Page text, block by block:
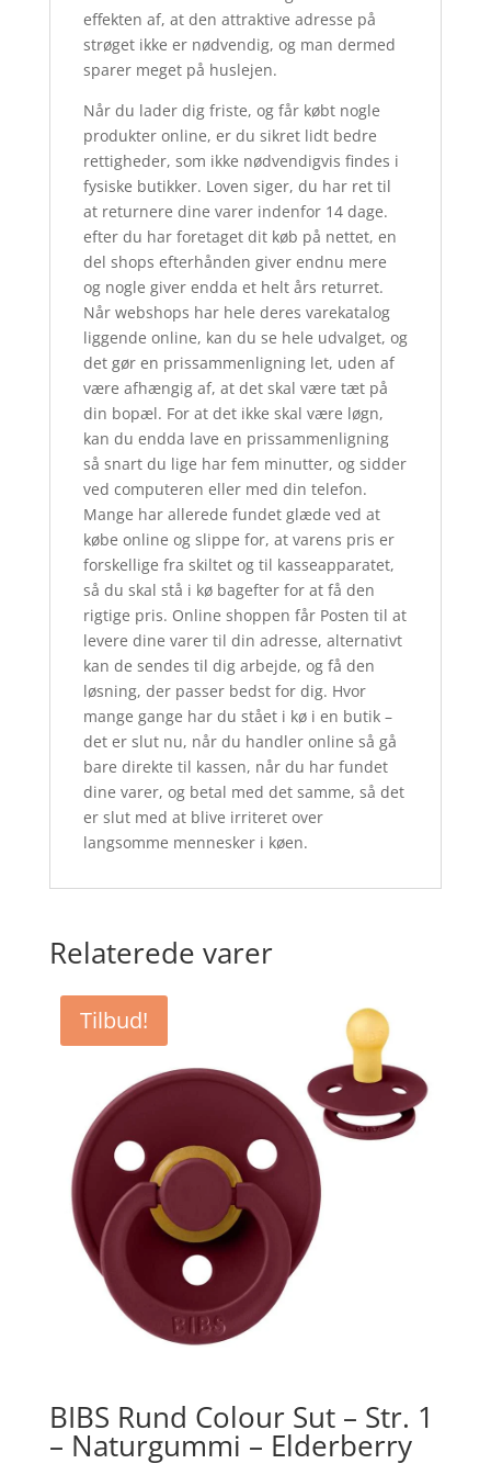
effekten af, at den attraktive adresse på
strøget ikke er nødvendig, og man dermed
sparer meget på huslejen.
Når du lader dig friste, og får købt nogle
produkter online, er du sikret lidt bedre
rettigheder, som ikke nødvendigvis findes i
fysiske butikker. Loven siger, du har ret til
at returnere dine varer indenfor 14 dage.
efter du har foretaget dit køb på nettet, en
del shops efterhånden giver endnu mere
og nogle giver endda et helt års returret.
Når webshops har hele deres varekatalog
liggende online, kan du se hele udvalget, og
det gør en prissammenligning let, uden af
være afhængig af, at det skal være tæt på
din bopæl. For at det ikke skal være løgn,
kan du endda lave en prissammenligning
så snart du lige har fem minutter, og sidder
ved computeren eller med din telefon.
Mange har allerede fundet glæde ved at
købe online og slippe for, at varens pris er
forskellige fra skiltet og til kasseapparatet,
så du skal stå i kø bagefter for at få den
rigtige pris. Online shoppen får Posten til at
levere dine varer til din adresse, alternativt
kan de sendes til dig arbejde, og få den
løsning, der passer bedst for dig. Hvor
mange gange har du stået i kø i en butik –
det er slut nu, når du handler online så gå
bare direkte til kassen, når du har fundet
dine varer, og betal med det samme, så det
er slut med at blive irriteret over
langsomme mennesker i køen.
Relaterede varer
Tilbud!
BIBS Rund Colour Sut – Str. 1
– Naturgummi – Elderberry